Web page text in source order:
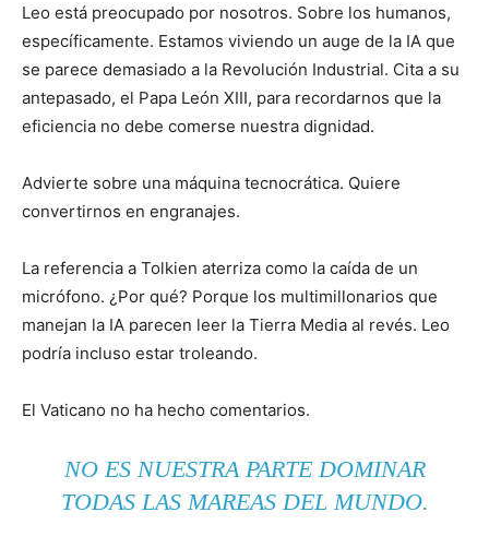
Leo está preocupado por nosotros. Sobre los humanos,
específicamente. Estamos viviendo un auge de la IA que
se parece demasiado a la Revolución Industrial. Cita a su
antepasado, el Papa León XIII, para recordarnos que la
eficiencia no debe comerse nuestra dignidad.
Advierte sobre una máquina tecnocrática. Quiere
convertirnos en engranajes.
La referencia a Tolkien aterriza como la caída de un
micrófono. ¿Por qué? Porque los multimillonarios que
manejan la IA parecen leer la Tierra Media al revés. Leo
podría incluso estar troleando.
El Vaticano no ha hecho comentarios.
NO ES NUESTRA PARTE DOMINAR
TODAS LAS MAREAS DEL MUNDO.